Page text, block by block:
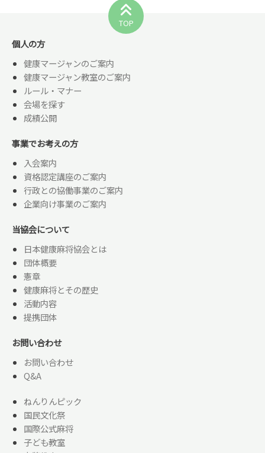
TOP
個人の方
健康マージャンのご案内
健康マージャン教室のご案内
ルール・マナー
会場を探す
成績公開
事業でお考えの方
入会案内
資格認定講座のご案内
行政との協働事業のご案内
企業向け事業のご案内
当協会について
日本健康麻将協会とは
団体概要
憲章
健康麻将とその歴史
活動内容
提携団体
お問い合わせ
お問い合わせ
Q&A
ねんりんピック
国民文化祭
国際公式麻将
子ども教室